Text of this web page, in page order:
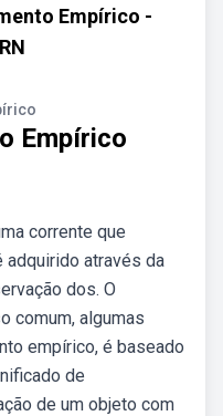
Empírico -
Empírico
corrente que
adquirido através da
dos. O
comum, algumas
empírico, é baseado
de
de um objeto com